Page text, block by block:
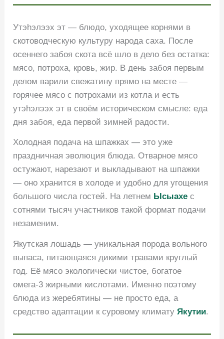
Утэhэлээх эт — блюдо, уходящее корнями в
скотоводческую культуру народа саха. После
осеннего забоя скота всё шло в дело без остатка:
мясо, потроха, кровь, жир. В день забоя первым
делом варили свежатину прямо на месте —
горячее мясо с потрохами из котла и есть
утэhэлээх эт в своём историческом смысле: еда
дня забоя, еда первой зимней радости.
Холодная подача на шпажках — это уже
праздничная эволюция блюда. Отварное мясо
остужают, нарезают и выкладывают на шпажки
— оно хранится в холоде и удобно для угощения
большого числа гостей. На летнем Ысыахе с
сотнями тысяч участников такой формат подачи
незаменим.
Якутская лошадь — уникальная порода вольного
выпаса, питающаяся дикими травами круглый
год. Её мясо экологически чистое, богатое
омега-3 жирными кислотами. Именно поэтому
блюда из жеребятины — не просто еда, а
средство адаптации к суровому климатуЯкутии.